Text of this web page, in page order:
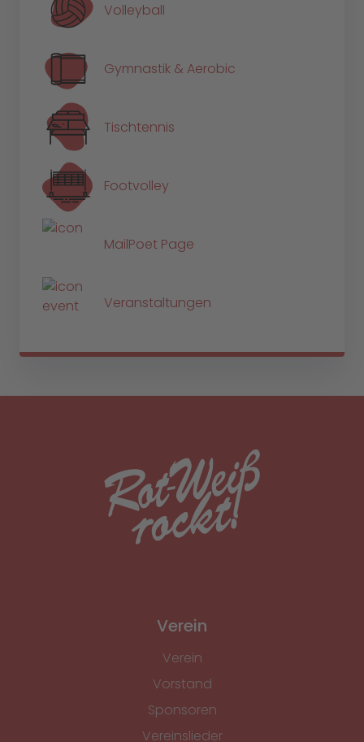
Volleyball
Gymnastik & Aerobic
Tischtennis
Footvolley
MailPoet Page
Veranstaltungen
Verein
Verein
Vorstand
Sponsoren
Vereinslieder